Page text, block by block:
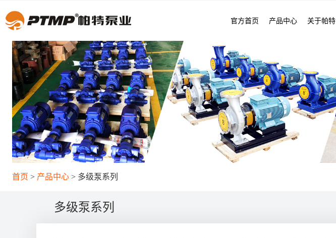
官方首页 产品中心 关于帕特
首页 产品中心 多级泵系列
多级泵系列